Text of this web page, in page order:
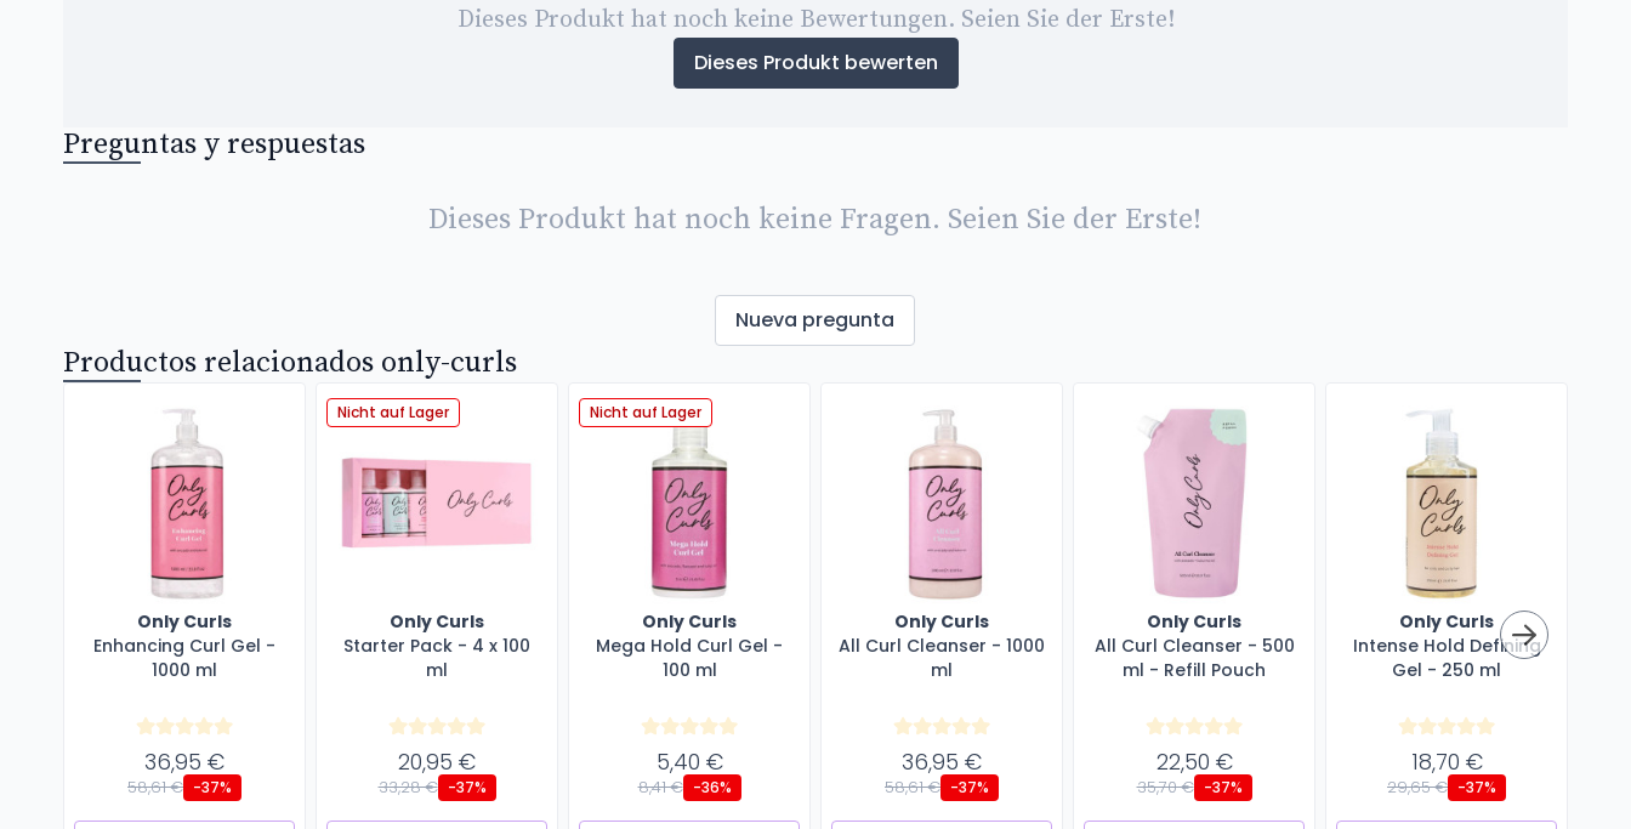
Dieses Produkt hat noch keine Bewertungen. Seien Sie der Erste!
Dieses Produkt bewerten
Preguntas y respuestas
Dieses Produkt hat noch keine Fragen. Seien Sie der Erste!
Nueva pregunta
Productos relacionados only-curls
Only Curls
Enhancing Curl Gel -
1000 ml
36,95 €
58,61 € -37%
Nicht auf Lager
Only Curls
Starter Pack - 4 x 100
ml
20,95 €
33,28 € -37%
Nicht auf Lager
Only Curls
Mega Hold Curl Gel -
100 ml
5,40 €
8,41 € -36%
Only Curls
All Curl Cleanser - 1000
ml
36,95 €
58,61 € -37%
Only Curls
All Curl Cleanser - 500
ml - Refill Pouch
22,50 €
35,70 € -37%
Only Curls
Intense Hold Defining
Gel - 250 ml
18,70 €
29,65 € -37%